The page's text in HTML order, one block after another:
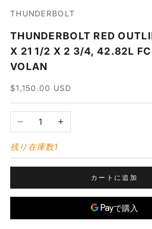
THUNDERBOLT
THUNDERBOLT RED
X 21 1/2 X 2 3/4, 42.82L
VOLAN
セール価格
$1,150.00 USD
数量を減らす数量を増やす
残り在庫数1
カートに追加